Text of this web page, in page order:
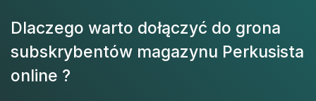
Dlaczego warto dołączyć do grona
subskrybentów magazynu Perkusista
online ?